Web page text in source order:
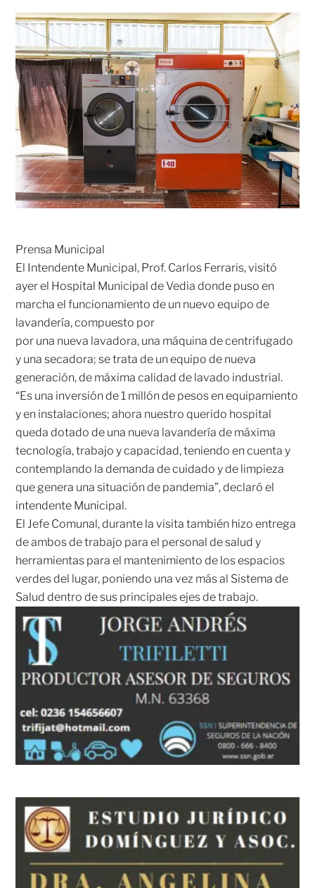
Prensa Municipal
El Intendente Municipal, Prof. Carlos Ferraris, visitó
ayer el Hospital Municipal de Vedia donde puso en
marcha el funcionamiento de un nuevo equipo de
lavandería, compuesto por
por una nueva lavadora, una máquina de centrifugado
y una secadora; se trata de un equipo de nueva
generación, de máxima calidad de lavado industrial.
“Es una inversión de 1 millón de pesos en equipamiento
y en instalaciones; ahora nuestro querido hospital
queda dotado de una nueva lavandería de máxima
tecnología, trabajo y capacidad, teniendo en cuenta y
contemplando la demanda de cuidado y de limpieza
que genera una situación de pandemia”, declaró el
intendente Municipal.
El Jefe Comunal, durante la visita también hizo entrega
de ambos de trabajo para el personal de salud y
herramientas para el mantenimiento de los espacios
verdes del lugar, poniendo una vez más al Sistema de
Salud dentro de sus principales ejes de trabajo.